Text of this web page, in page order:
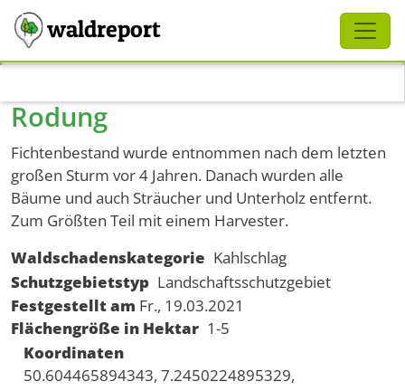
waldreport
Rodung
Fichtenbestand wurde entnommen nach dem letzten
großen Sturm vor 4 Jahren. Danach wurden alle
Bäume und auch Sträucher und Unterholz entfernt.
Zum Größten Teil mit einem Harvester.
Waldschadenskategorie Kahlschlag
Schutzgebietstyp Landschaftsschutzgebiet
Festgestellt am Fr., 19.03.2021
Flächengröße in Hektar 1-5
Koordinaten
50.604465894343, 7.2450224895329,
Schliessen